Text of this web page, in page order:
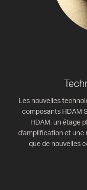
Les nouvelles
composants HDAM
HDAM, un étage
d'amplification et une
que de nouvelles